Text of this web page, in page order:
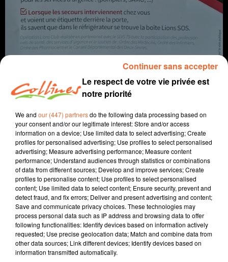
Infos
1er octobre 2021 - 12 min 27 sec
JOURNAL DU VENDREDI 01 OCTOBRE ( SOIR )
Patrice Bémanangy
L'info près de chez vous.
Lancement " d'octobre rose " opération annuelle sur
l'importance du dépistage du cancer du sein.
Les thouarsais et airvaudais peuvent se procurer
gratuitement " la boite pour sauver une vie ".
Le respect de votre vie privée est
notre priorité
We and our (447) partnersdo the following data processing based on
your consent and/or our legitimate interest: Store and/or access
information on a device; Use limited data to select advertising; Create
profiles for personalised advertising; Use profiles to select personalised
advertising; Measure advertising performance; Measure content
performance; Understand audiences through statistics or combinations
of data from different sources; Develop and improve services; Create
profiles to personalise content; Use profiles to select personalised
content; Use limited data to select content; Ensure security, prevent and
detect fraud, and fix errors; Deliver and present advertising and content;
Save and communicate privacy choices. These technologies may
process personal data such as IP address and browsing data to offer
following functionalities: Identify devices based on information actively
requested; Use precise geolocation data; Match and combine data from
other data sources; Link different devices; Identify devices based on
information transmitted automatically.
Continuer sans accepter